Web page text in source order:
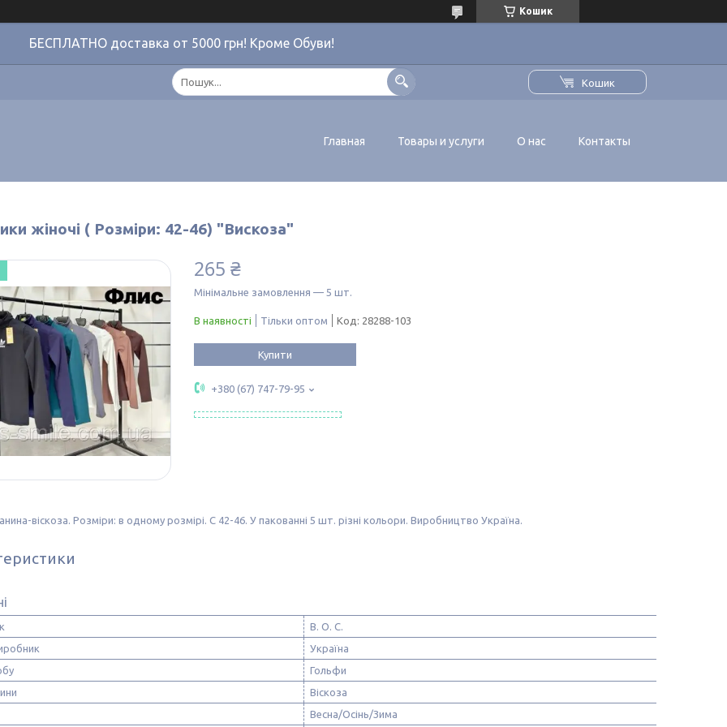
Кошик
БЕСПЛАТНО доставка от 5000 грн! Кроме Обуви!
Кошик
Главная Товары и услуги О нас Контакты
жіночі ( Розміри: 42-46) "Вискоза"
265 ₴
Мінімальне замовлення — 5 шт.
В наявності Тільки оптом Код: 28288-103
Купити
+380 (67) 747-79-95
віскоза. Розміри: в одному розмірі. С 42-46. У пакованні 5 шт. різні кольори. Виробництво Україна.
В. О. С.
Україна
Гольфи
Віскоза
Весна/Осінь/Зима